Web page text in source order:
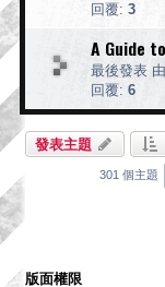
回覆: 3
A Guide
最後發表 由
回覆: 6
發表主題
301 個主題
版面權限